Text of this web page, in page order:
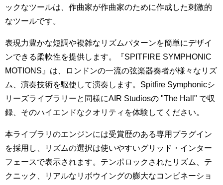
ックなツールは、作曲家が作曲家のために作成した刺激的
なツールです。
表現力豊かな短調や複雑なリズムパターンを簡単にデザイ
ンできる柔軟性を提供します。『SPITFIRE SYMPHONIC
MOTIONS』は、ロンドンの一流の弦楽器奏者が様々なリズ
ム、演奏技術を駆使して演奏します。Spitfire Symphonicシ
リーズライブラリーと同様にAIR Studiosの "The Hall" で収
録、そのハイエンドなクオリティを体験してください。
本ライブラリのエンジンには受賞歴のある専用プラグイン
を採用し、リズムの選択は使いやすいグリッド・インター
フェースで表示されます。テンポロックされたリズム、テ
クニック、リアルなリボウイングの膨大なコンビネーショ